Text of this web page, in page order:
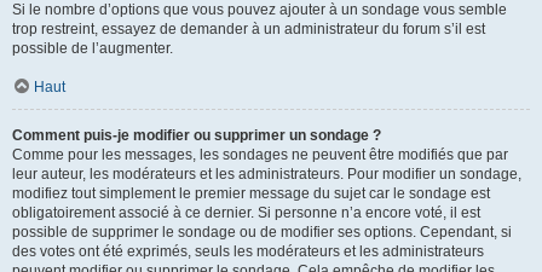
Si le nombre d’options que vous pouvez ajouter à un sondage vous semble
trop restreint, essayez de demander à un administrateur du forum s’il est
possible de l’augmenter.
Haut
Comment puis-je modifier ou supprimer un sondage ?
Comme pour les messages, les sondages ne peuvent être modifiés que par
leur auteur, les modérateurs et les administrateurs. Pour modifier un sondage,
modifiez tout simplement le premier message du sujet car le sondage est
obligatoirement associé à ce dernier. Si personne n’a encore voté, il est
possible de supprimer le sondage ou de modifier ses options. Cependant, si
des votes ont été exprimés, seuls les modérateurs et les administrateurs